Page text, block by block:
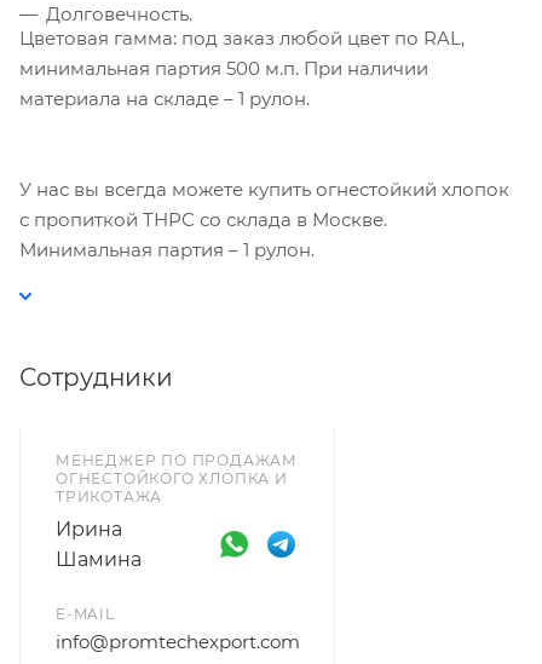
Долговечность.
Цветовая гамма: под заказ любой цвет по RAL,
минимальная партия 500 м.п. При наличии
материала на складе – 1 рулон.
У нас вы всегда можете купить огнестойкий хлопок
с пропиткой ТНРС со склада в Москве.
Минимальная партия – 1 рулон.
Сотрудники
МЕНЕДЖЕР ПО ПРОДАЖАМ
ОГНЕСТОЙКОГО ХЛОПКА И
ТРИКОТАЖА
Ирина
Шамина
E-MAIL
info@promtechexport.com
использованием Яндекс Метрики. Это
улучшает работу сайта и
взаимодействие с ним. Подробнее - в
Политике. Подтвердите ваше согласие,
Принять